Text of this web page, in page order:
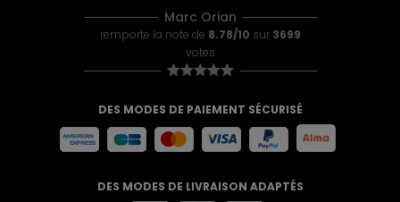
Marc Orian
remporte la note de 8.78/10 sur 3699
votes
DES MODES DE PAIEMENT SÉCURISÉ
DES MODES DE LIVRAISON ADAPTÉS